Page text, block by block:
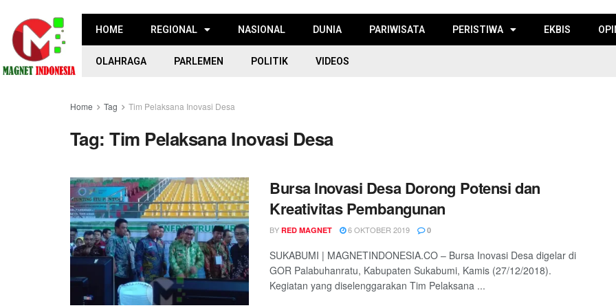
HOME REGIONAL NASIONAL DUNIA PARIWISATA PERISTIWA EKBIS
OLAHRAGA PARLEMEN POLITIK VIDEOS
Home Tag Tim Pelaksana Inovasi Desa
Tag:Tim Pelaksana Inovasi Desa
Bursa Inovasi Desa Dorong Potensi dan
Kreativitas Pembangunan
BY RED MAGNET 6 OKTOBER 2019 0
SUKABUMI | MAGNETINDONESIA.CO – Bursa Inovasi Desa digelar di
GOR Palabuhanratu, Kabupaten Sukabumi, Kamis (27/12/2018).
Kegiatan yang diselenggarakan Tim Pelaksana ...